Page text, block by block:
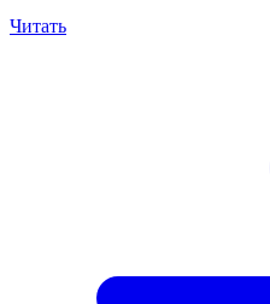
Читать